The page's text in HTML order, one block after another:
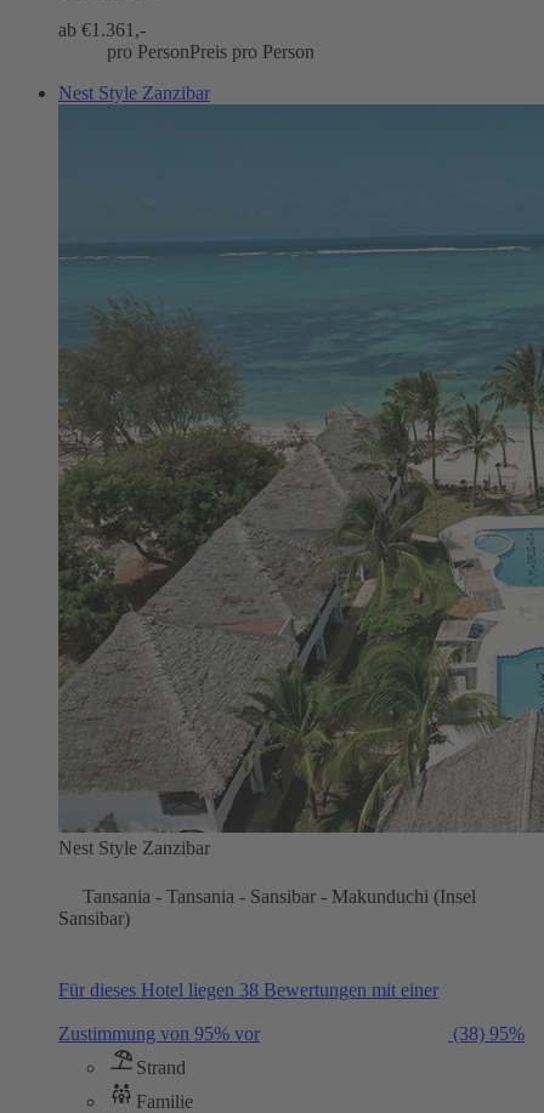
ab €1.361,-
pro PersonPreis pro Person
Nest Style Zanzibar
Nest Style Zanzibar
Tansania - Tansania - Sansibar - Makunduchi (Insel
Sansibar)
Für dieses Hotel liegen 38 Bewertungen mit einer
Zustimmung von 95% vor (38) 95%
Strand
Familie